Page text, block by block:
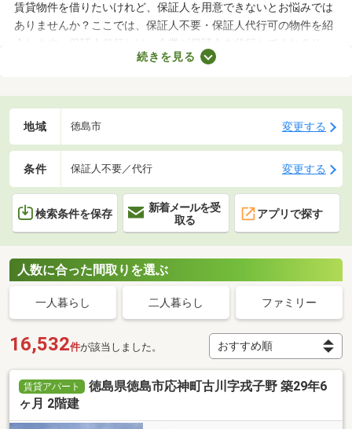
賃貸物件を借りたいけれど、保証人を用意できないとお悩みでは
ありませんか？ここでは、保証人不要・保証人代行可の物件を紹
介します。保証人代行とは、企業が保証人を代行してくれるサー
ビスです。保証人を用意できなくてもお部屋を借りられるので、
た生活を送りましょう。
続きを見る
地域 徳島市 変更する
条件 保証人不要／代行 変更する
検索条件を保存
新着メールを受
取る
アプリで探す
人数に合った間取りを選ぶ
一人暮らし 二人暮らし ファミリー
16,532件が該当しました。
賃貸アパート
徳島県徳島市応神町古川字戎子野 築29年6
ヶ月 2階建